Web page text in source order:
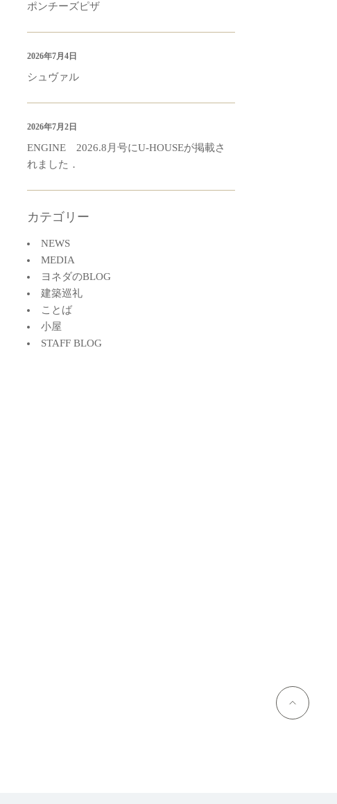
ポンチーズピザ
シュヴァル
2026年7月4日
ENGINE 2026.8月号にU-HOUSEが掲載さ
れました．
2026年7月2日
カテゴリー
NEWS
MEDIA
ヨネダのBLOG
建築巡礼
ことば
小屋
STAFF BLOG